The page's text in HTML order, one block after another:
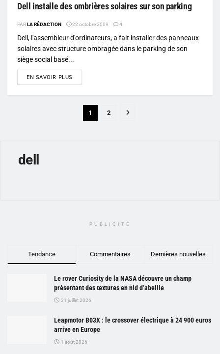
Dell installe des ombrières solaires sur son parking
PARLA RÉDACTION 22 octobre 2009 4
Dell, l'assembleur d'ordinateurs, a fait installer des panneaux
solaires avec structure ombragée dans le parking de son
siège social basé...
EN SAVOIR PLUS
1 2
dell
PUBLICITÉ
Tendance Commentaires Dernières nouvelles
Le rover Curiosity de la NASA découvre un champ
présentant des textures en nid d’abeille
31 juillet 2026
Leapmotor B03X : le crossover électrique à 24 900 euros
arrive en Europe
1 août 2026